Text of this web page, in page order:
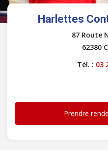
Harlettes
87 Route
62380
Tél. : 03
Prendre